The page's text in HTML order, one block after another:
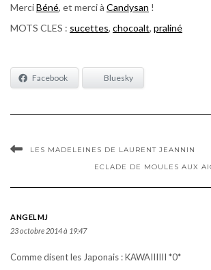
MerciBéné, et merci à Candysan !
MOTS CLES : sucettes, chocoalt, praliné
Facebook Bluesky
LES MADELEINES DE LAURENT JEANNIN
ECLADE DE MOULES AUX
ANGELMJ
23 octobre 2014 à 19:47
Comme disent les Japonais : KAWAIIIIII *0*